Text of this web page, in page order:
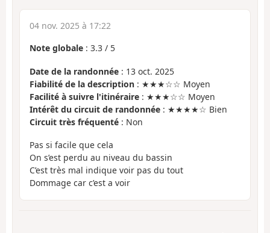
04 nov. 2025 à 17:22
Note globale : 3.3 / 5
Date de la randonnée : 13 oct. 2025
Fiabilité de la description : ★★★☆☆ Moyen
Facilité à suivre l'itinéraire : ★★★☆☆ Moyen
Intérêt du circuit de randonnée : ★★★★☆ Bien
Circuit très fréquenté : Non
Pas si facile que cela
On s’est perdu au niveau du bassin
C’est très mal indique voir pas du tout
Dommage car c’est a voir